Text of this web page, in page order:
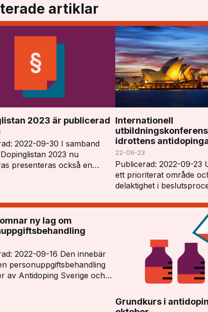
artiklar
2023 är publicerad
2022-09-30 I samband
2023 nu
presenteras också en
…
Internationell
idrottens
22-09-23
Publicerad: 2022-09-23
ett prioriterat område
delaktighet i
Witold Blanká öppnade
ny lag om
2022-09-16 Den innebär
personuppgiftsbehandling
av Antidoping Sverige och
Grundkurs i